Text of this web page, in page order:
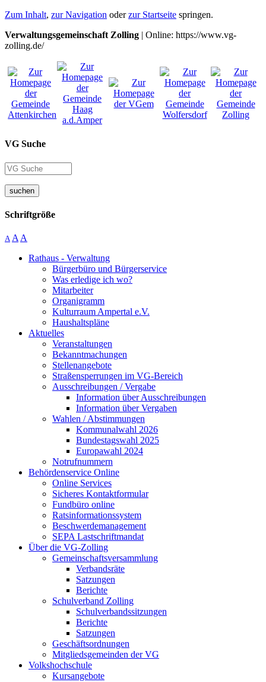
Zum Inhalt, zur Navigation oderzur Startseite springen.
Verwaltungsgemeinschaft Zolling | Online: https://www.vg-
zolling.de/
VG Suche
suchen
Schriftgröße
A A A
Rathaus - Verwaltung
Bürgerbüro und Bürgerservice
Was erledige ich wo?
Mitarbeiter
Organigramm
Kulturraum Ampertal e.V.
Haushaltspläne
Aktuelles
Veranstaltungen
Bekanntmachungen
Stellenangebote
Straßensperrungen im VG-Bereich
Ausschreibungen / Vergabe
Information über Ausschreibungen
Information über Vergaben
Wahlen / Abstimmungen
Kommunalwahl 2026
Bundestagswahl 2025
Europawahl 2024
Notrufnummern
Behördenservice Online
Online Services
Sicheres Kontaktformular
Fundbüro online
Ratsinformationssystem
Beschwerdemanagement
SEPA Lastschriftmandat
Über die VG-Zolling
Gemeinschaftsversammlung
Verbandsräte
Satzungen
Berichte
Schulverband Zolling
Schulverbandssitzungen
Berichte
Satzungen
Geschäftsordnungen
Mitgliedsgemeinden der VG
Volkshochschule
Kursangebote